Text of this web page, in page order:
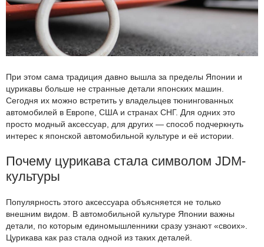
При этом сама традиция давно вышла за пределы Японии и
цурикавы больше не странные детали японских машин.
Сегодня их можно встретить у владельцев тюнингованных
автомобилей в Европе, США и странах СНГ. Для одних это
просто модный аксессуар, для других — способ подчеркнуть
интерес к японской автомобильной культуре и её истории.
Почему цурикава стала символом JDM-
культуры
Популярность этого аксессуара объясняется не только
внешним видом. В автомобильной культуре Японии важны
детали, по которым единомышленники сразу узнают «своих».
Цурикава как раз стала одной из таких деталей.